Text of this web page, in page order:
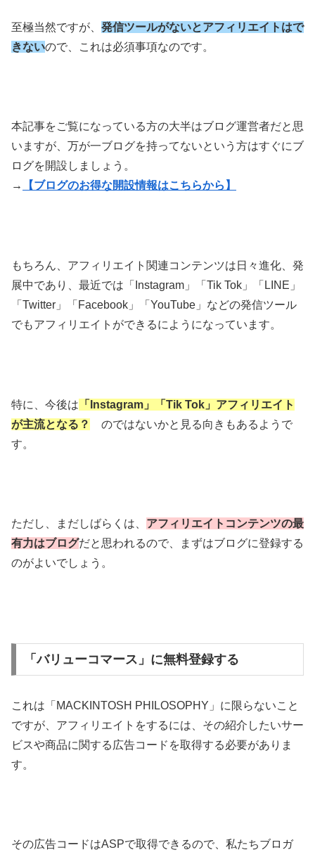
至極当然ですが、 発信ツールがないとアフィリエイトはで
きないので、これは必須事項なのです。
本記事をご覧になっている方の大半はブログ運営者だと思
いますが、万が一ブログを持ってないという方はすぐにブ
ログを開設しましょう。
→
【ブログのお得な開設情報はこちらから】
もちろん、アフィリエイト関連コンテンツは日々進化、発
展中であり、最近では「Instagram」「Tik Tok」「LINE」
「Twitter」「Facebook」「YouTube」などの発信ツール
でもアフィリエイトができるにようになっています。
特に、今後は 「Instagram」「Tik Tok」アフィリエイト
が主流となる？
のではないかと見る向きもあるようで
す。
ただし、まだしばらくは、 アフィリエイトコンテンツの最
有力はブログだと思われるので、まずはブログに登録する
のがよいでしょう。
「バリューコマース」に無料登録する
これは「MACKINTOSH PHILOSOPHY」に限らないこと
ですが、アフィリエイトをするには、その紹介したいサー
ビスや商品に関する広告コードを取得する必要がありま
す。
その広告コードはASPで取得できるので、私たちブロガ